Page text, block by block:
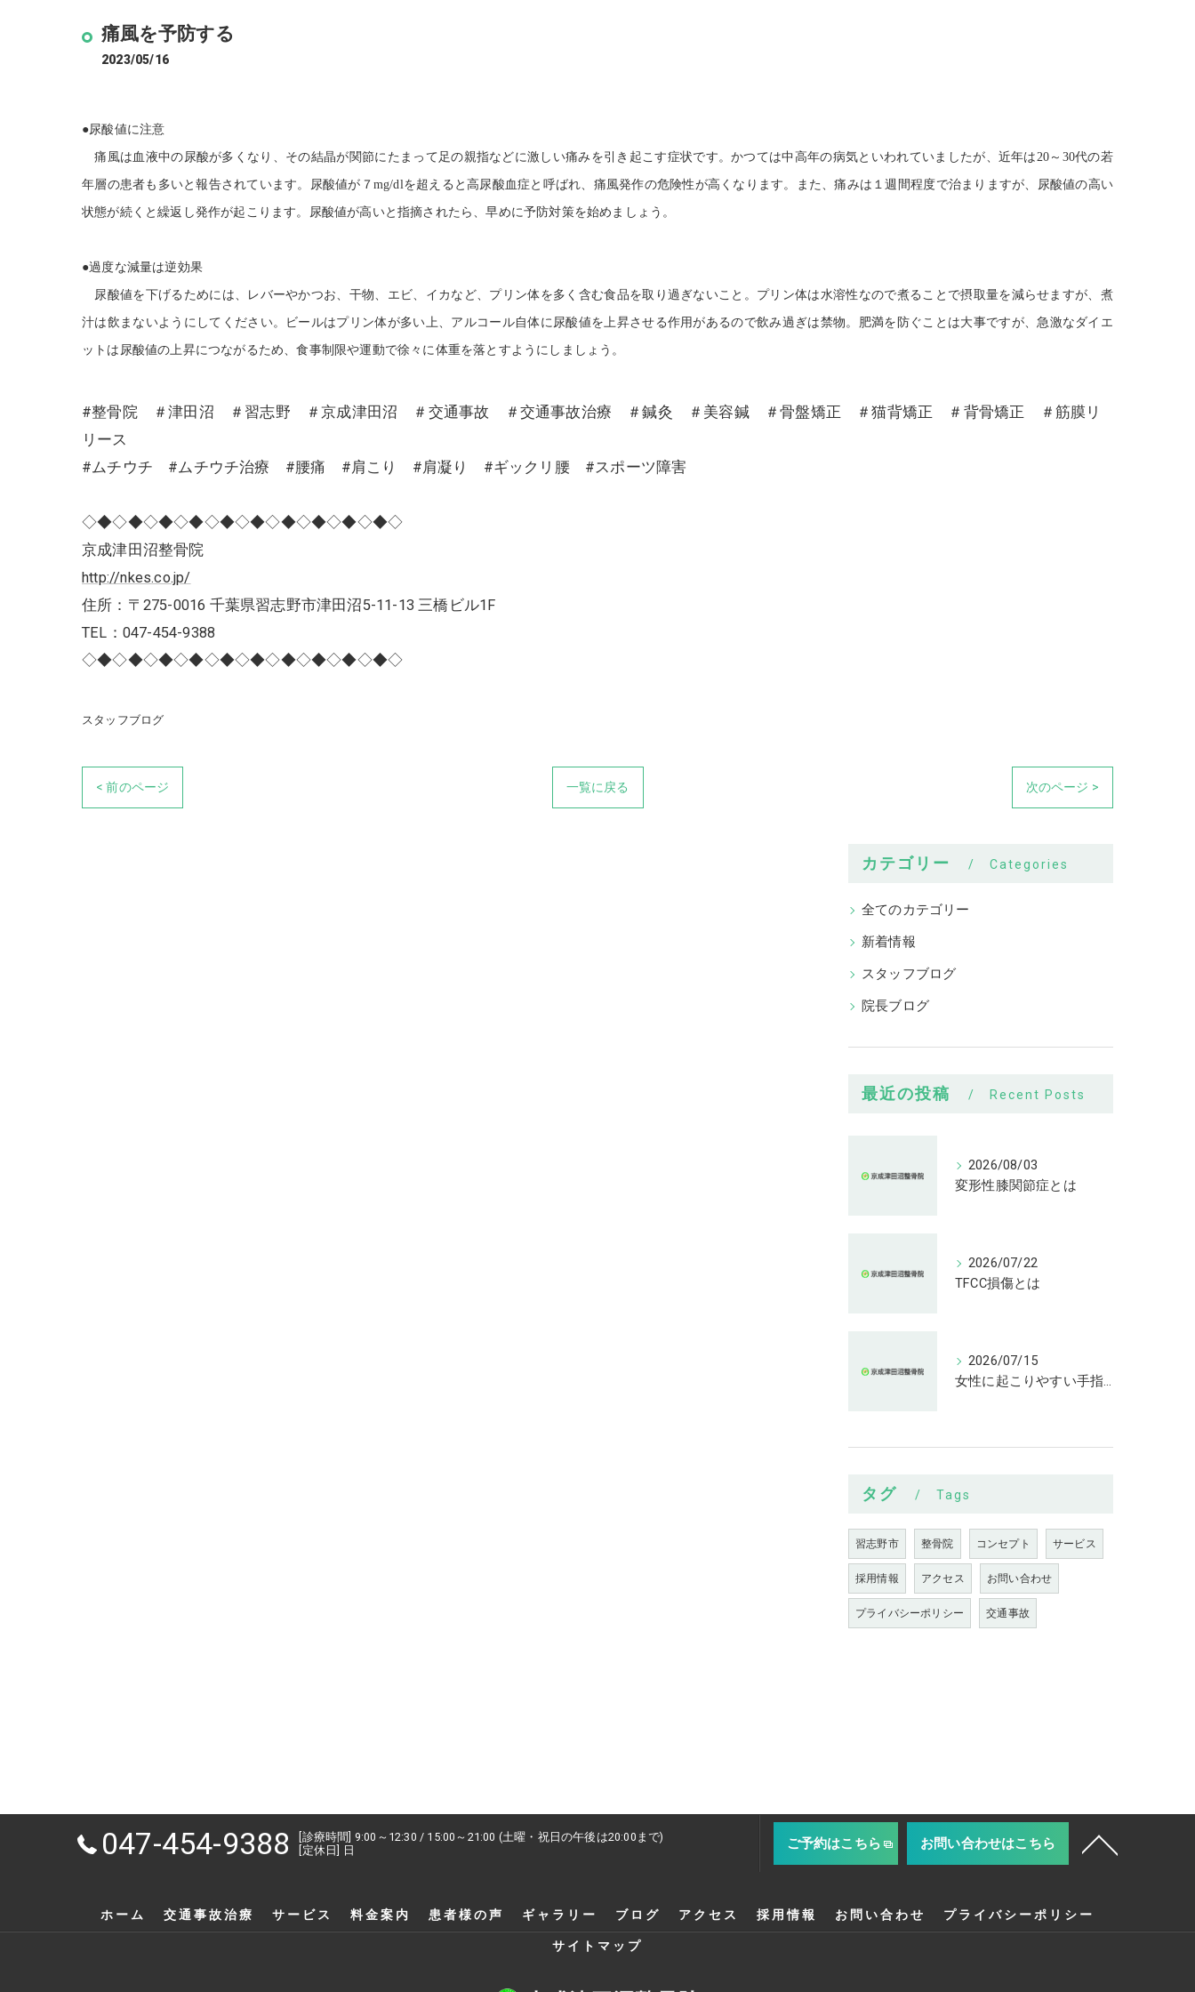
痛風を予防する
2023/05/16
●尿酸値に注意
痛風は血液中の尿酸が多くなり、その結晶が関節にたまって足の親指などに激しい痛みを引き起こす症状です。かつては中高年の病気といわれていましたが、近年は20 ～ 30代の若
年層の患者も多いと報告されています。尿酸値が７ mg/dlを超えると高尿酸血症と呼ばれ、痛風発作の危険性が高くなります。また、痛みは１週間程度で治まりますが、尿酸値の高い
状態が続くと繰返し発作が起こります。尿酸値が高いと指摘されたら、早めに予防対策を始めましょう。
●過度な減量は逆効果
尿酸値を下げるためには、レバーやかつお、干物、エビ、イカなど、 プリン体を多く含む食品を取り過ぎないこと。プリン体は水溶性なので煮ることで摂取量を減らせますが、煮
汁は飲まないようにしてください。ビールはプリン体が多い上、アルコール自体に尿酸値を上昇させる作用があるので飲み過ぎは禁物。肥満を防ぐことは大事ですが、急激なダイエ
ットは尿酸値の上昇につながるため、食事制限や運動で徐々に体重を落とすようにしましょう。
#整骨院 ＃津田沼 ＃習志野 ＃京成津田沼 ＃交通事故 ＃交通事故治療 ＃鍼灸 ＃美容鍼 ＃骨盤矯正 ＃猫背矯正 ＃背骨矯正 ＃筋膜リ
リース
#ムチウチ #ムチウチ治療 #腰痛 #肩こり #肩凝り #ギックリ腰 #スポーツ障害
◇◆◇◆◇◆◇◆◇◆◇◆◇◆◇◆◇◆◇◆◇
京成津田沼整骨院
http://nkes.co.jp/
住所：〒275-0016 千葉県習志野市津田沼5-11-13 三橋ビル1F
TEL：047-454-9388
◇◆◇◆◇◆◇◆◇◆◇◆◇◆◇◆◇◆◇◆◇
スタッフブログ
< 前のページ 一覧に戻る 次のページ >
カテゴリー Categories
全てのカテゴリー
新着情報
スタッフブログ
院長ブログ
最近の投稿 Recent Posts
2026/08/03
変形性膝関節症とは
2026/07/22
TFCC損傷とは
2026/07/15
女性に起こりやすい手指の変形とは
タグ Tags
習志野市 整骨院 コンセプト サービス
採用情報 アクセス お問い合わせ
プライバシーポリシー 交通事故
047-454-9388
[診療時間] 9:00～12:30 / 15:00～21:00 (土曜・祝日の午後は20:00まで)
[定休日] 日
ご予約はこちら お問い合わせはこちら
ホーム 交通事故治療 サービス 料金案内 患者様の声 ギャラリー ブログ アクセス 採用情報 お問い合わせ プライバシーポリシー
サイトマップ